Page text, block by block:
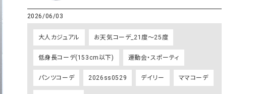
ロング・マキシ丈
その他スカート
スカート and quarter（アンドクウォーター） HUMS（ハムズ）
day standard（デイスタンダード）
2026/06/03
大人カジュアル お天気コーデ_21度～25度
低身長コーデ(153cm以下) 運動会・スポーティ
パンツコーデ 2026ss0529 デイリー ママコーデ